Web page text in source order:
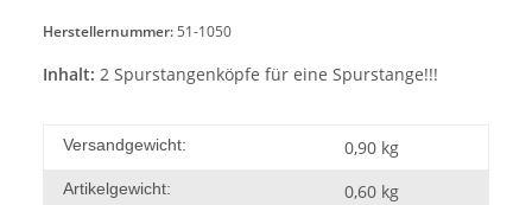
Herstellernummer: 51-1050
Inhalt: 2 Spurstangenköpfe für eine Spurstange!!!
Versandgewicht: 0,90 kg
Artikelgewicht: 0,60 kg